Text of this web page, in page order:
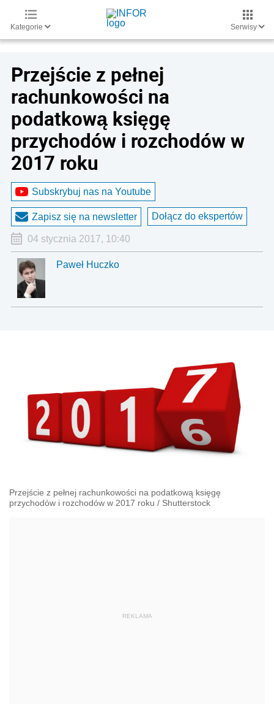
Kategorie Serwisy
Przejście z pełnej
rachunkowości na
podatkową księgę
przychodów i rozchodów w
2017 roku
Subskrybuj nas na Youtube
Zapisz się na newsletter Dołącz do ekspertów
04 stycznia 2017, 10:40
Paweł Huczko
Przejście z pełnej rachunkowości na podatkową księgę
przychodów i rozchodów w 2017 roku / Shutterstock